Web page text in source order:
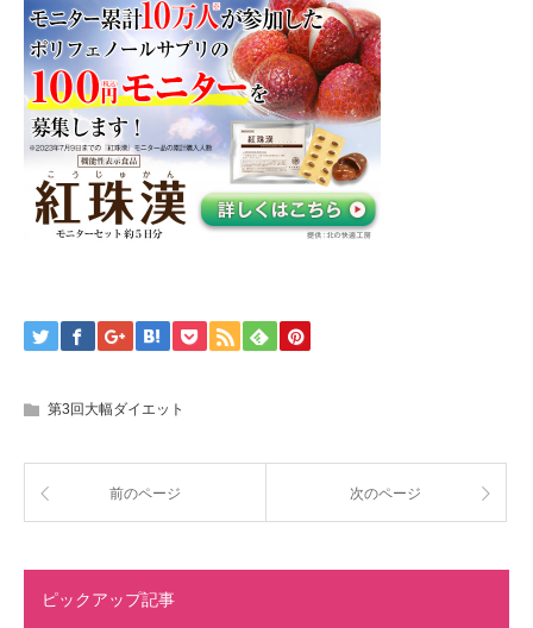
第3回大幅ダイエット
前のページ 次のページ
ピックアップ記事